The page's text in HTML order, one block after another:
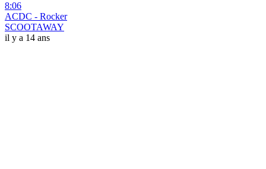
8:06
ACDC - Rocker
SCOOTAWAY
il y a 14 ans